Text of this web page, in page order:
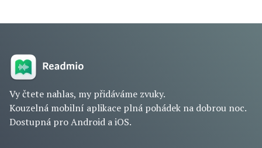
Vy čtete nahlas, my přidáváme zvuky.
Kouzelná mobilní aplikace plná pohádek na dobrou noc.
Dostupná pro Android a iOS.